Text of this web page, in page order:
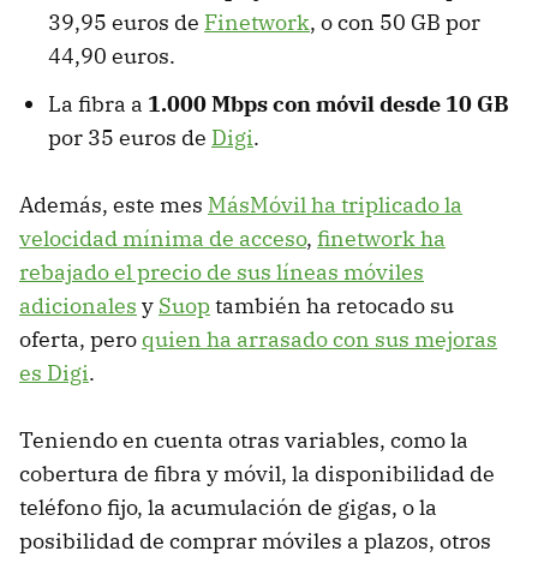
39,95 euros de Finetwork, o con 50 GB por
44,90 euros.
La fibra a 1.000 Mbps con móvil desde 10 GB
por 35 euros de Digi.
Además, este mes MásMóvil ha triplicado la
velocidad mínima de acceso, finetwork ha
rebajado el precio de sus líneas móviles
adicionales y Suoptambién ha retocado su
oferta, pero quien ha arrasado con sus mejoras
es Digi.
Teniendo en cuenta otras variables, como la
cobertura de fibra y móvil, la disponibilidad de
teléfono fijo, la acumulación de gigas, o la
posibilidad de comprar móviles a plazos, otros